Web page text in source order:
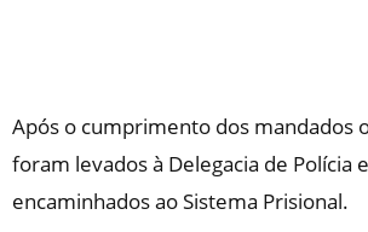
Após o cumprimento dos mandados
foram levados à Delegacia de Polícia
encaminhados ao Sistema Prisional.